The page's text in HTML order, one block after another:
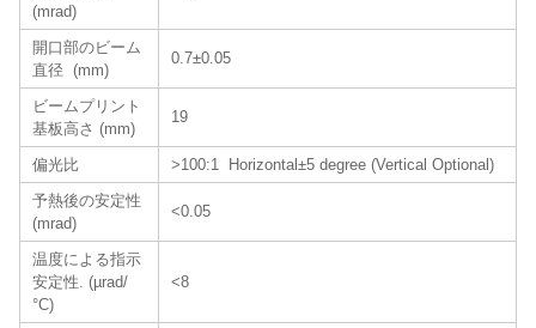
(mrad)
開口部のビーム
直径 (mm)
0.7±0.05
ビームプリント
基板高さ (mm)
19
偏光比
>100:1 Horizontal±5 degree (Vertical Optional)
予熱後の安定性
(mrad)
<0.05
温度による指示
安定性. (µrad/
°C)
<8